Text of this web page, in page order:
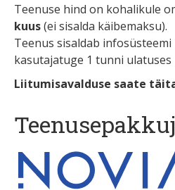
Teenuse hind on kohalikule
kuus(ei sisalda käibemaksu).
Teenus sisaldab
kasutajatuge 1 tunni ulatuses
Liitumisavalduse saate